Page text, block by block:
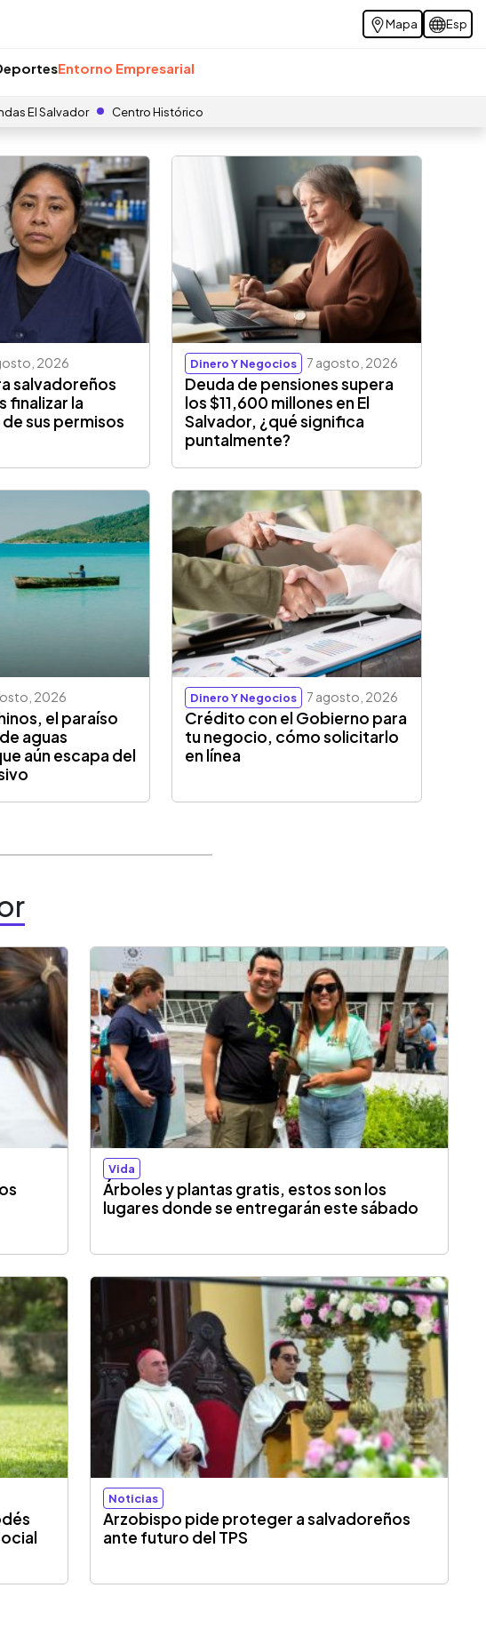
Mapa Esp
Entorno Empresarial
El Salvador Centro Histórico
2026
salvadoreños
finalizar la
sus permisos
Dinero Y Negocios 7 agosto, 2026
Deuda de pensiones supera
los $11,600 millones en El
Salvador, ¿qué significa
puntalmente?
2026
el paraíso
aguas
aún escapa del
Dinero Y Negocios 7 agosto, 2026
Crédito con el Gobierno para
tu negocio, cómo solicitarlo
en línea
Vida
Árboles y plantas gratis, estos son los
lugares donde se entregarán este sábado
Noticias
Arzobispo pide proteger a salvadoreños
ante futuro del TPS